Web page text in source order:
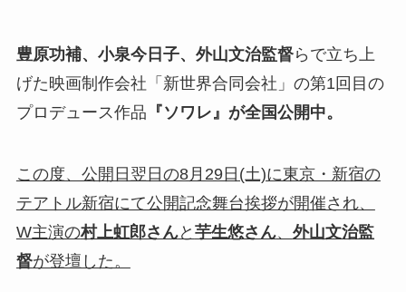
豊原功補、小泉今日子、外山文治監督らで立ち上
げた映画制作会社「新世界合同会社」の第1回目の
プロデュース作品 『ソワレ』が全国公開中。
この度、公開日翌日の8月29日(土)に東京・新宿の
テアトル新宿にて公開記念舞台挨拶が開催され、
W主演の村上虹郎さんと 芋生悠さん、 外山文治監
督が登壇した。